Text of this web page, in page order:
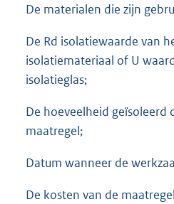
De materialen die zijn
De Rd isolatiewaarde van
isolatiemateriaal of U
isolatieglas;
De hoeveelheid geïsoleerd
maatregel;
Datum wanneer de
De kosten van de